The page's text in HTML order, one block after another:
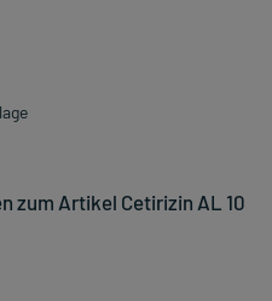
zum Artikel Cetirizin AL 10